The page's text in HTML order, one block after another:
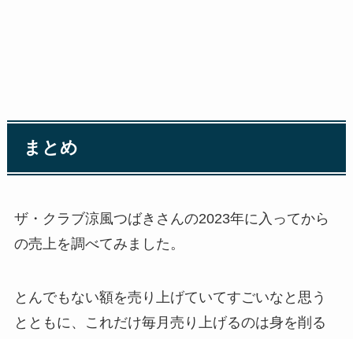
まとめ
ザ・クラブ涼風つばきさんの2023年に入ってから
の売上を調べてみました。
とんでもない額を売り上げていてすごいなと思う
とともに、これだけ毎月売り上げるのは身を削る